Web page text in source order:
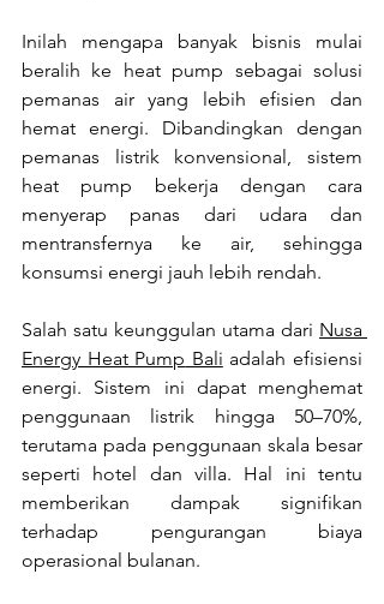
Inilah mengapa banyak bisnis mulai
beralih ke heat pump sebagai solusi
pemanas air yang lebih efisien dan
hemat energi. Dibandingkan dengan
pemanas listrik konvensional, sistem
heat pump bekerja dengan cara
menyerap panas dari udara dan
mentransfernya ke air, sehingga
konsumsi energi jauh lebih rendah.
Salah satu keunggulan utama dari Nusa
Energy Heat Pump Bali adalah efisiensi
energi. Sistem ini dapat menghemat
penggunaan listrik hingga 50–70%,
terutama pada penggunaan skala besar
seperti hotel dan villa. Hal ini tentu
memberikan dampak signifikan
terhadap pengurangan biaya
operasional bulanan.